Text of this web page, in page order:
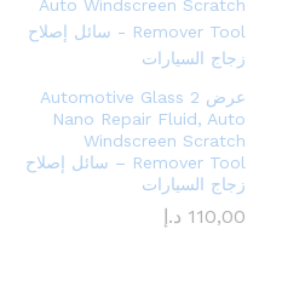
عرض 2 Automotive Glass
Nano Repair Fluid, Auto
Windscreen Scratch
Remover Tool – سائل إصلاح
زجاج السيارات
110,00 د.إ